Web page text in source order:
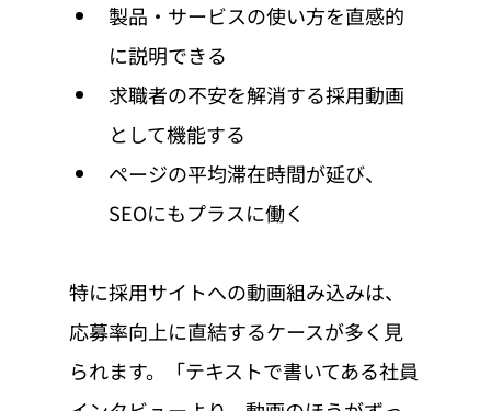
製品・サービスの使い方を直感的
に説明できる
求職者の不安を解消する採用動画
として機能する
ページの平均滞在時間が延び、
SEOにもプラスに働く
特に採用サイトへの動画組み込みは、
応募率向上に直結するケースが多く見
られます。「テキストで書いてある社員